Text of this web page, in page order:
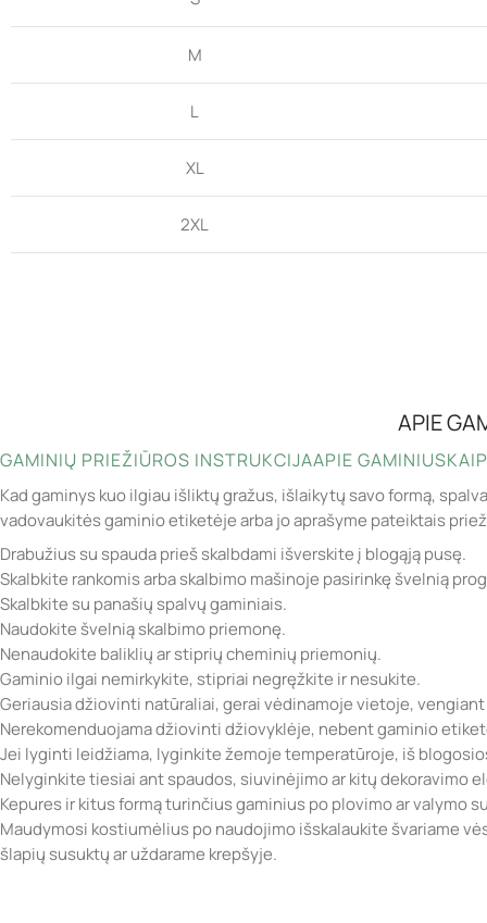
M
L
XL
2XL
APIE
GAMINIŲ PRIEŽIŪROS INSTRUKCIJAAPIE GAMINIUS
Kad gaminys kuo ilgiau išliktų gražus, išlaikytų savo formą,
vadovaukitės gaminio etiketėje arba jo aprašyme pateiktais
Drabužius su spauda prieš skalbdami išverskite į blogąją pusę.
Skalbkite rankomis arba skalbimo mašinoje pasirinkę švelnią
Skalbkite su panašių spalvų gaminiais.
Naudokite švelnią skalbimo priemonę.
Nenaudokite baliklių ar stiprių cheminių priemonių.
Gaminio ilgai nemirkykite, stipriai negręžkite ir nesukite.
Geriausia džiovinti natūraliai, gerai vėdinamoje vietoje,
Nerekomenduojama džiovinti džiovyklėje, nebent gaminio
Jei lyginti leidžiama, lyginkite žemoje temperatūroje, iš
Nelyginkite tiesiai ant spaudos, siuvinėjimo ar kitų dekoravimo
Kepures ir kitus formą turinčius gaminius po plovimo ar valymo
Maudymosi kostiumėlius po naudojimo išskalaukite švariame
šlapių susuktų ar uždarame krepšyje.